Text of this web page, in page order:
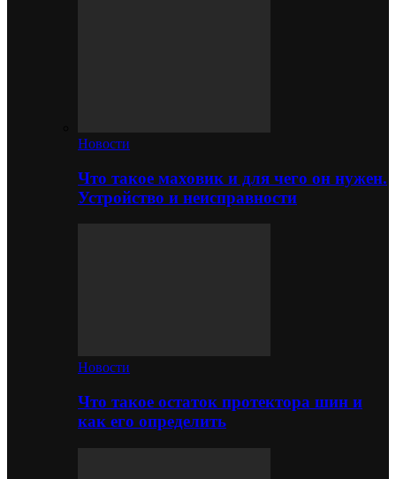
Новости
Что такое маховик и для чего он нужен.
Устройство и неисправности
Новости
Что такое остаток протектора шин и
как его определить